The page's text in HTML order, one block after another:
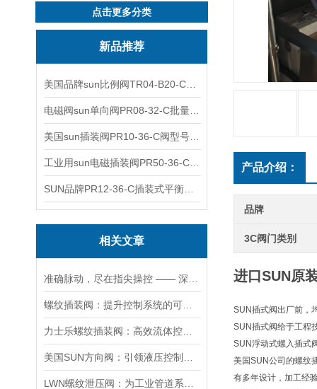
点击更多分类
新品推荐
相关文章
产品介绍：
品牌
3C阀门类别
进口SUN原
SUN插式阀出厂前，
SUN插式阀给于工程
SUN浮动式螺入插
美国SUN公司的螺纹
有多年设计，加工经